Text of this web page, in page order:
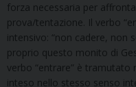
forza necessaria per
prova/tentazione. Il verbo
intensivo: “non cadere, non
proprio questo monito di
verbo “entrare” è tramutato
inteso nello stesso senso